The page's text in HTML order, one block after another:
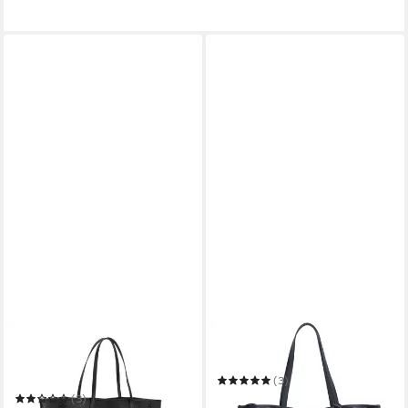
Shopper Decoro Stampa
Shopper Xlho
(3)
Shopper Cortina 1.0
(3)